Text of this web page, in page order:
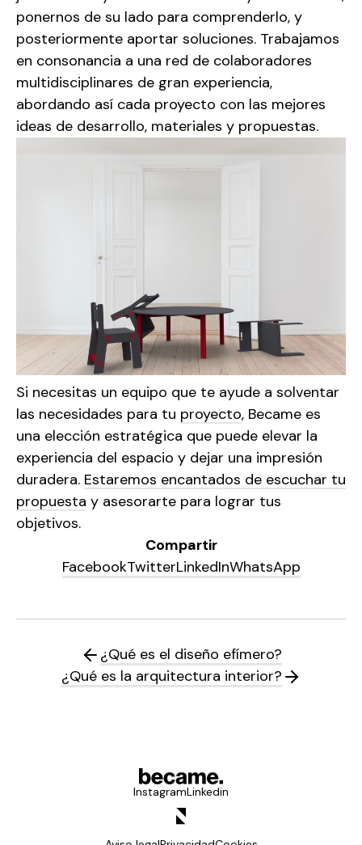
ponernos de su lado para comprenderlo, y
posteriormente aportar soluciones. Trabajamos
en consonancia a una red de colaboradores
multidisciplinares de gran experiencia,
abordando así cada proyecto con las mejores
ideas de desarrollo, materiales y propuestas.
Si necesitas un equipo que te ayude a solventar
las necesidades para tu proyecto, Became es
una elección estratégica que puede elevar la
experiencia del espacio y dejar una impresión
duradera. Estaremos encantados de escuchar tu
propuesta y asesorarte para lograr tus
objetivos.
Compartir
FacebookTwitterLinkedInWhatsApp
¿Qué es el diseño efímero?
¿Qué es la arquitectura interior?
InstagramLinkedin